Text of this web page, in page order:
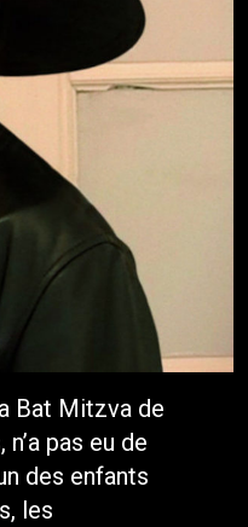
Bat Mitzva de
pas eu de
des enfants
les